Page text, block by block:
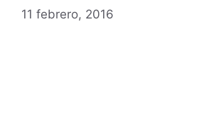
11 febrero, 2016